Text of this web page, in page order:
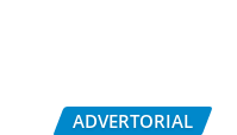
ADVERTORIAL